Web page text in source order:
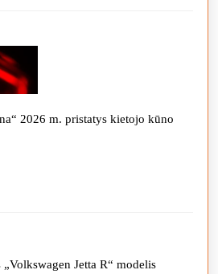
2026 m. pristatys kietojo kūno
„Volkswagen Jetta R“ modelis